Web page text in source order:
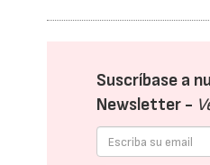
Suscríbase a
Newsletter -